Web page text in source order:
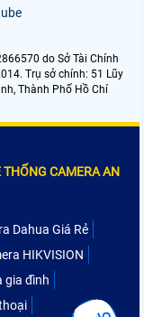
do Sở Tài Chính
Trụ sở chính: 51 Lũy
Thành Phố Hồ Chí
CAMERA AN
Dahua Giá Rẻ
HIKVISION
gia đình